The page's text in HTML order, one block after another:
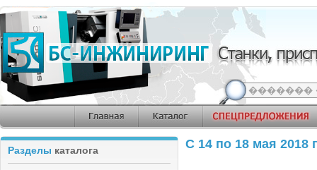
Разделы каталога С 14 по 18 мая 2018